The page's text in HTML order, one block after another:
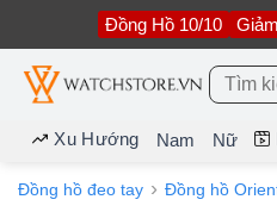
nội
dung
Đồng Hồ 10/10
Tìm
kiếm:
Xu Hướng Nam Nữ
Đồng hồ đeo tay Đồng hồ